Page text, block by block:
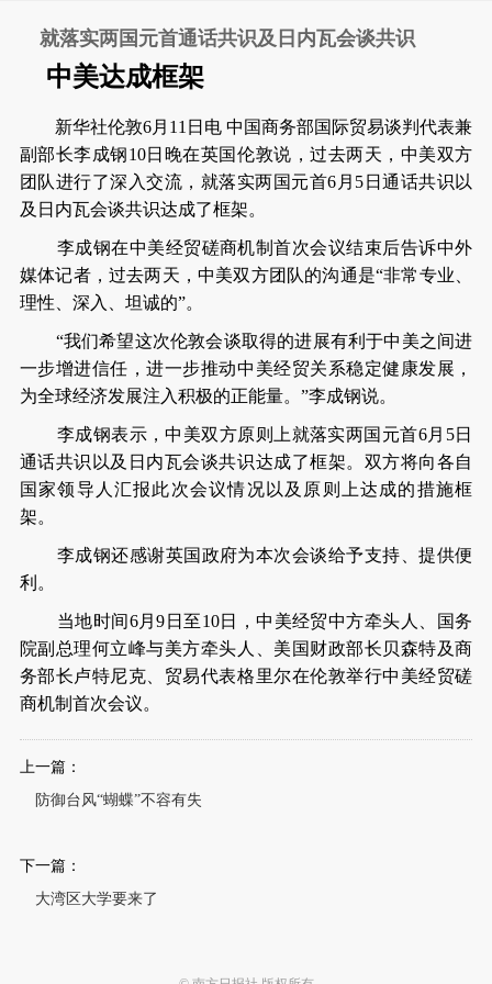
就落实两国元首通话共识及日内瓦会谈共识
中美达成框架
新华社伦敦6月11日电 中国商务部国际贸易谈判代表兼
副部长李成钢10日晚在英国伦敦说，过去两天，中美双方
团队进行了深入交流，就落实两国元首6月5日通话共识以
及日内瓦会谈共识达成了框架。
李成钢在中美经贸磋商机制首次会议结束后告诉中外
媒体记者，过去两天，中美双方团队的沟通是“非常专业、
理性、深入、坦诚的”。
“我们希望这次伦敦会谈取得的进展有利于中美之间进
一步增进信任，进一步推动中美经贸关系稳定健康发展，
为全球经济发展注入积极的正能量。”李成钢说。
李成钢表示，中美双方原则上就落实两国元首6月5日
通话共识以及日内瓦会谈共识达成了框架。双方将向各自
国家领导人汇报此次会议情况以及原则上达成的措施框
架。
李成钢还感谢英国政府为本次会谈给予支持、提供便
利。
当地时间6月9日至10日，中美经贸中方牵头人、国务
院副总理何立峰与美方牵头人、美国财政部长贝森特及商
务部长卢特尼克、贸易代表格里尔在伦敦举行中美经贸磋
商机制首次会议。
上一篇：
防御台风“蝴蝶”不容有失
下一篇：
大湾区大学要来了